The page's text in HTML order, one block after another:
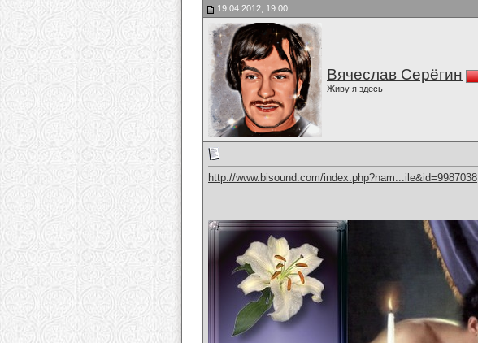
19.04.2012, 19:00
Вячеслав Серёгин
Живу я здесь
http://www.bisound.com/index.php?nam...ile&id=9987038